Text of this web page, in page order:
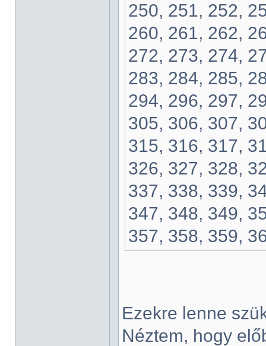
250, 251, 252,
260, 261, 262,
272, 273, 274,
283, 284, 285,
294, 296, 297,
305, 306, 307,
315, 316, 317,
326, 327, 328,
337, 338, 339,
347, 348, 349,
357, 358, 359,
Ezekre lenne
Néztem, hogy